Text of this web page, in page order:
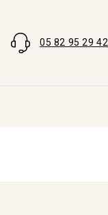
05 82 95 29 42